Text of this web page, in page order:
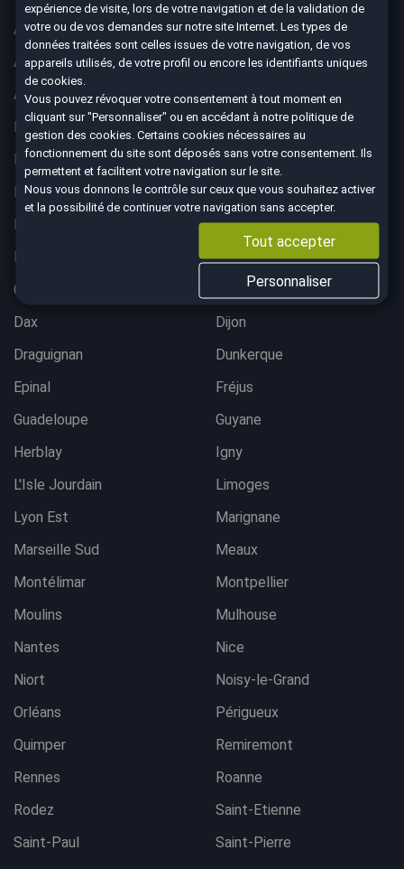
Aix-en-Provence
Ajaccio
Albertville
Anglet
Angoulême
Aurillac
Belfort
Bergerac
Besançon
Bordeaux lac
Bordeaux Mérignac
Bougival
Bourgoin-Jallieu
Brest
Brive-La-Gaillarde
Chalon-sur-Saône
Charleville-Mezières
Colmar
Dax
Dijon
Draguignan
Dunkerque
Epinal
Fréjus
Guadeloupe
Guyane
Herblay
Igny
L'Isle Jourdain
Limoges
Lyon Est
Marignane
Marseille Sud
Meaux
Montélimar
Montpellier
Moulins
Mulhouse
Nantes
Nice
Niort
Noisy-le-Grand
Orléans
Périgueux
Quimper
Remiremont
Rennes
Roanne
Rodez
Saint-Etienne
Saint-Paul
Saint-Pierre
expérience de visite, lors de votre navigation et de la validation de
votre ou de vos demandes sur notre site Internet. Les types de
données traitées sont celles issues de votre navigation, de vos
appareils utilisés, de votre profil ou encore les identifiants uniques
de cookies.
Vous pouvez révoquer votre consentement à tout moment en
cliquant sur "Personnaliser" ou en accédant à notrepolitique de
gestion des cookies . Certains cookies nécessaires au
fonctionnement du site sont déposés sans votre consentement. Ils
permettent et facilitent votre navigation sur le site.
Nous vous donnons le contrôle sur ceux que vous souhaitez activer
et la possibilité de continuer votre navigation sans accepter.
Tout accepter
Personnaliser